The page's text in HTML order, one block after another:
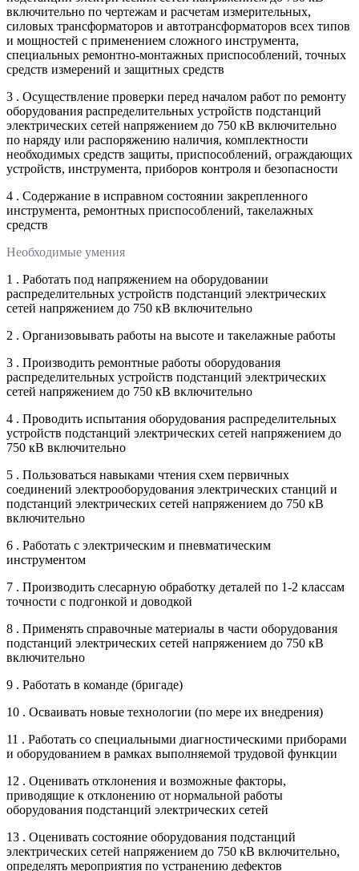
включительно по чертежам и расчетам измерительных,
силовых трансформаторов и автотрансформаторов всех типов
и мощностей с применением сложного инструмента,
специальных ремонтно-монтажных приспособлений, точных
средств измерений и защитных средств
3 . Осуществление проверки перед началом работ по ремонту
оборудования распределительных устройств подстанций
электрических сетей напряжением до 750 кВ включительно
по наряду или распоряжению наличия, комплектности
необходимых средств защиты, приспособлений, ограждающих
устройств, инструмента, приборов контроля и безопасности
4 . Содержание в исправном состоянии закрепленного
инструмента, ремонтных приспособлений, такелажных
средств
Необходимые умения
1 . Работать под напряжением на оборудовании
распределительных устройств подстанций электрических
сетей напряжением до 750 кВ включительно
2 . Организовывать работы на высоте и такелажные работы
3 . Производить ремонтные работы оборудования
распределительных устройств подстанций электрических
сетей напряжением до 750 кВ включительно
4 . Проводить испытания оборудования распределительных
устройств подстанций электрических сетей напряжением до
750 кВ включительно
5 . Пользоваться навыками чтения схем первичных
соединений электрооборудования электрических станций и
подстанций электрических сетей напряжением до 750 кВ
включительно
6 . Работать с электрическим и пневматическим
инструментом
7 . Производить слесарную обработку деталей по 1-2 классам
точности с подгонкой и доводкой
8 . Применять справочные материалы в части оборудования
подстанций электрических сетей напряжением до 750 кВ
включительно
9 . Работать в команде (бригаде)
10 . Осваивать новые технологии (по мере их внедрения)
11 . Работать со специальными диагностическими приборами
и оборудованием в рамках выполняемой трудовой функции
12 . Оценивать отклонения и возможные факторы,
приводящие к отклонению от нормальной работы
оборудования подстанций электрических сетей
13 . Оценивать состояние оборудования подстанций
электрических сетей напряжением до 750 кВ включительно,
определять мероприятия по устранению дефектов